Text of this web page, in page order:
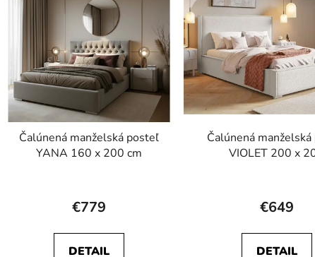
Čalúnená manželská posteľ
YANA 160 x 200 cm
€779
DETAIL
Čalúnená
VIOLET 200 x
je
€649
DETAIL